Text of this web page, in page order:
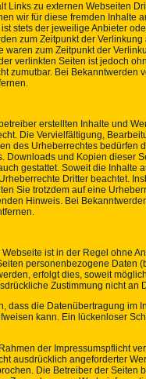
Links zu externen Webseiten
wir für diese fremden Inhalte
stets der jeweilige Anbieter
zum Zeitpunkt der
waren zum Zeitpunkt der
verlinkten Seiten ist jedoch
zumutbar. Bei Bekanntwerden
erstellten Inhalte und
Die Vervielfältigung,
des Urheberrechtes bedürfen
Downloads und Kopien dieser
gestattet. Soweit die Inhalte
Dritter beachtet.
Sie trotzdem auf eine
Hinweis. Bei
ist in der Regel ohne
personenbezogene Daten
erfolgt dies, soweit
Zustimmung nicht an
dass die Datenübertragung im
kann. Ein lückenloser
der Impressumspflicht
ausdrücklich angeforderter
Die Betreiber der Seiten